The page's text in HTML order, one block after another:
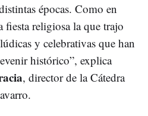
épocas. Como en
fiesta religiosa la que trajo
y celebrativas que han
histórico”, explica
, director de la Cátedra